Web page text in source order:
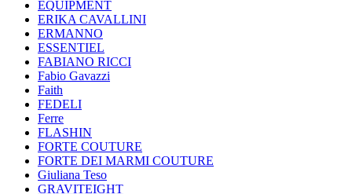
EQUIPMENT
ERIKA CAVALLINI
ERMANNO
ESSENTIEL
FABIANO RICCI
Fabio Gavazzi
Faith
FEDELI
Ferre
FLASHIN
FORTE COUTURE
FORTE DEI MARMI COUTURE
Giuliana Teso
GRAVITEIGHT